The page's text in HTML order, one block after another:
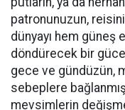
patronunuzun,
dünyayı hem güneş
döndürecek bir
gece ve gündüzün,
sebeplere
mevsimlerin